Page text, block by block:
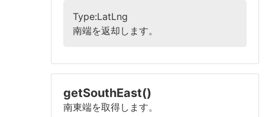
Type:LatLng
南端を返却します。
getSouthEast()
南東端を取得します。